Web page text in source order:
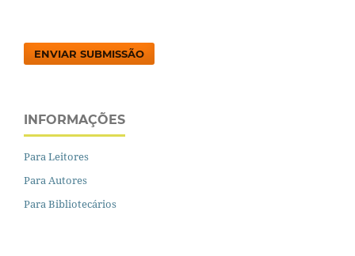
ENVIAR SUBMISSÃO
INFORMAÇÕES
Para Leitores
Para Autores
Para Bibliotecários